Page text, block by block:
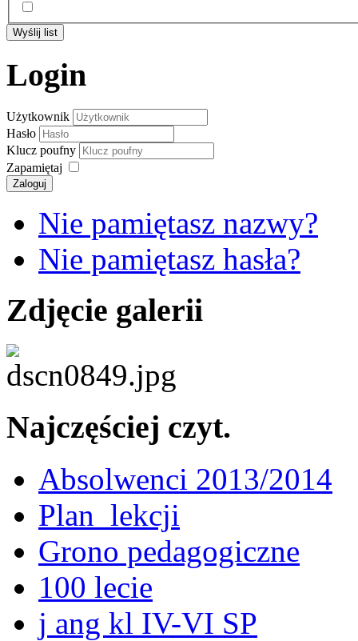
Wyślij list
Login
Użytkownik
Hasło
Klucz poufny
Zapamiętaj
Zaloguj
Nie pamiętasz nazwy?
Nie pamiętasz hasła?
Zdjęcie galerii
Najczęściej czyt.
Absolwenci 2013/2014
Plan_lekcji
Grono pedagogiczne
100 lecie
j ang kl IV-VI SP